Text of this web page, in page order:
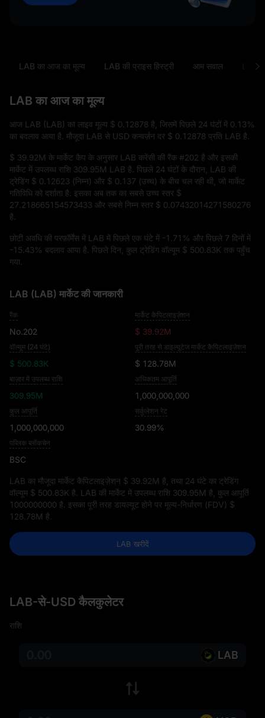
LAB का आज का मूल्य LAB की प्राइस हिस्ट्री आम सवाल LAB
LAB का आज का मूल्य
आज LAB (LAB) का लाइव मूल्य $ 0.12878 है, जिसमें पिछले 24 घंटों में 0.13%
का बदलाव आया है. मौजूदा LAB से USD कन्वर्ज़न दर $ 0.12878 प्रति LAB है.
$ 39.92M के मार्केट कैप के अनुसार LAB करेंसी की रैंक #202 है और इसकी
मार्केट में उपलब्ध राशि 309.95M LAB है. पिछले 24 घंटों के दौरान, LAB की
ट्रेडिंग $ 0.12623 (निम्न) और $ 0.137 (उच्च) के बीच चल रही थी, जो मार्केट
गतिविधि को दर्शाता है. इसका अब तक का सबसे उच्च स्तर $
27.218665154573433 और सबसे निम्न स्तर $ 0.07432014271580276
है.
छोटी अवधि की परफ़ॉर्मेंस में LAB में पिछले एक घंटे में -1.71% और पिछले 7 दिनों में
-15.43% बदलाव आया है. पिछले दिन, कुल ट्रेडिंग वॉल्यूम $ 500.83K तक पहुँच
गया.
LAB (LAB) मार्केट की जानकारी
रैंक
No.202
मार्केट कैपिटलाइज़ेशन
$ 39.92M
वॉल्यूम (24 घंटे)
$ 500.83K
पूरी तरह से डाइल्यूटेज मार्केट कैपिटलाइज़ेशन
$ 128.78M
बाज़ार में उपलब्ध राशि
309.95M
अधिकतम आपूर्ति
1,000,000,000
कुल आपूर्ति
1,000,000,000
सर्कुलेशन रेट
30.99%
पब्लिक ब्लॉकचेन
BSC
LAB का मौजूदा मार्केट कैपिटलाइज़ेशन $ 39.92M है, तथा 24 घंटे का ट्रेडिंग
वॉल्यूम $ 500.83K है. LAB की मार्केट में उपलब्ध राशि 309.95M है, कुल आपूर्ति
1000000000 है. इसका पूरी तरह डायल्यूट होने पर मूल्य-निर्धारण (FDV) $
128.78M है.
LAB खरीदें
LAB-से-USD कैलकुलेटर
राशि
LAB